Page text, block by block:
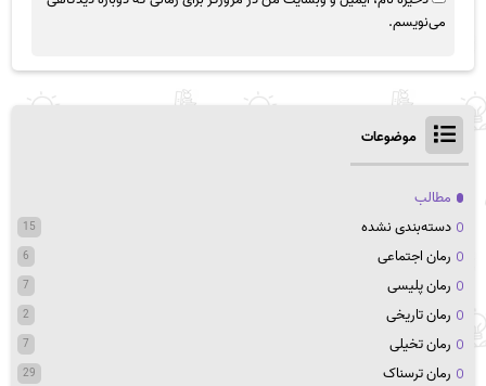
می‌نویسم.
موضوعات
مطالب
دسته‌بندی نشده
15
رمان اجتماعی 6
رمان پلیسی 7
رمان تاریخی 2
رمان تخیلی 7
رمان ترسناک 29